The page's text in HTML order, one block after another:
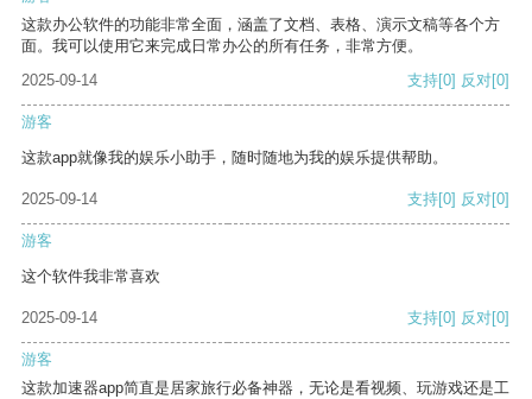
这款办公软件的功能非常全面，涵盖了文档、表格、演示文稿等各个方
面。我可以使用它来完成日常办公的所有任务，非常方便。
2025-09-14
支持[0] 反对[0]
游客
这款app就像我的娱乐小助手，随时随地为我的娱乐提供帮助。
2025-09-14 支持[0] 反对[0]
游客
这个软件我非常喜欢
2025-09-14 支持[0] 反对[0]
游客
这款加速器app简直是居家旅行必备神器，无论是看视频、玩游戏还是工